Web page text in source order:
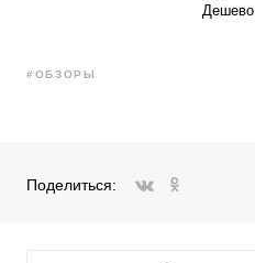
Дешево
#ОБЗОРЫ
Поделиться:
ВКонтакте